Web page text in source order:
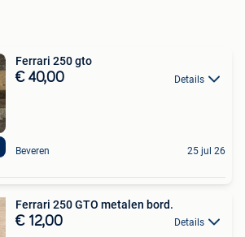
Ferrari 250 gto
€ 40,00 Details
Beveren 25 jul 26
Ferrari 250 GTO metalen bord.
€ 12,00 Details